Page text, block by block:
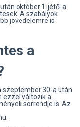
október 1-jétől a
A szabályok
jövedelemre is
a
szeptember 30-a után
ezzel változik a
sorrendje is. Az